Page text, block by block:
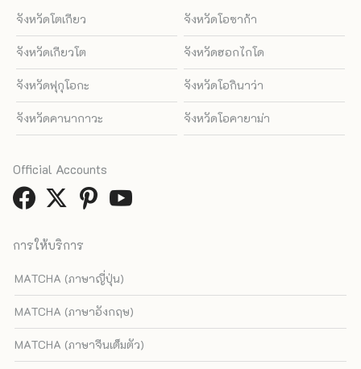
จังหวัดโตเกียว จังหวัดโอซาก้า
จังหวัดเกียวโต จังหวัดฮอกไกโด
จังหวัดฟุกุโอกะ จังหวัดโอกินาว่า
จังหวัดคานากาวะ จังหวัดโอคายาม่า
การให้บริการ
MATCHA (ภาษาญี่ปุ่น)
MATCHA (ภาษาอังกฤษ)
MATCHA (ภาษาจีนเต็มตัว)
Official Accounts